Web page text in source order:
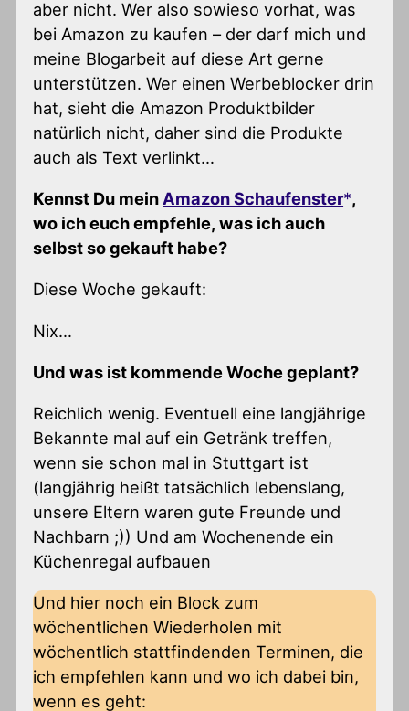
aber nicht. Wer also sowieso vorhat, was
bei Amazon zu kaufen – der darf mich und
meine Blogarbeit auf diese Art gerne
unterstützen. Wer einen Werbeblocker drin
hat, sieht die Amazon Produktbilder
natürlich nicht, daher sind die Produkte
auch als Text verlinkt…
Kennst Du mein Amazon Schaufenster ,
wo ich euch empfehle, was ich auch
selbst so gekauft habe?
Diese Woche gekauft:
Nix…
Und was ist kommende Woche geplant?
Reichlich wenig. Eventuell eine langjährige
Bekannte mal auf ein Getränk treffen,
wenn sie schon mal in Stuttgart ist
(langjährig heißt tatsächlich lebenslang,
unsere Eltern waren gute Freunde und
Nachbarn ;)) Und am Wochenende ein
Küchenregal aufbauen
Und hier noch ein Block zum
wöchentlichen Wiederholen mit
wöchentlich stattfindenden Terminen, die
ich empfehlen kann und wo ich dabei bin,
wenn es geht: